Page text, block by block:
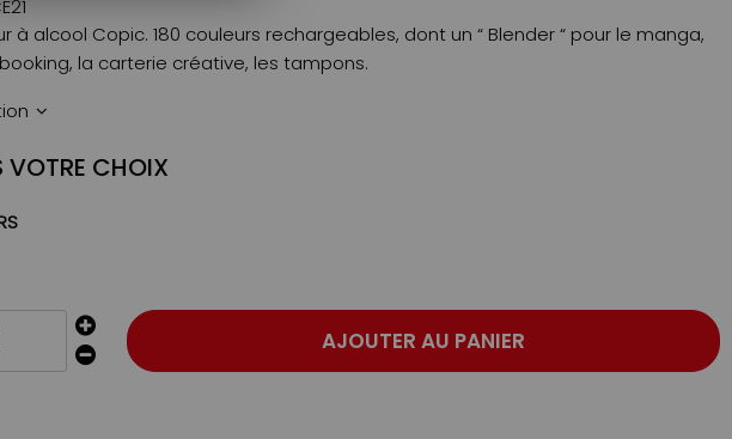
à alcool Copic. 180 couleurs rechargeables, dont un “ Blender “ pour le manga,
la carterie créative, les tampons.
VOTRE CHOIX
AJOUTER AU PANIER